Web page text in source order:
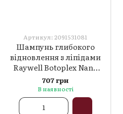
Артикул: 2091531081
Шампунь глибокого
відновлення з ліпідами
Raywell Botoplex Nano
Tech Lipo, 150 мл
707 грн
В наявності